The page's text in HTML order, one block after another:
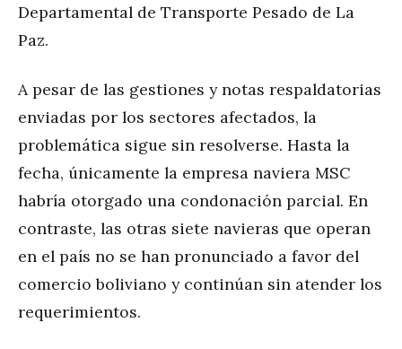
Departamental de Transporte Pesado de La
Paz.
A pesar de las gestiones y notas respaldatorias
enviadas por los sectores afectados, la
problemática sigue sin resolverse. Hasta la
fecha, únicamente la empresa naviera MSC
habría otorgado una condonación parcial. En
contraste, las otras siete navieras que operan
en el país no se han pronunciado a favor del
comercio boliviano y continúan sin atender los
requerimientos.